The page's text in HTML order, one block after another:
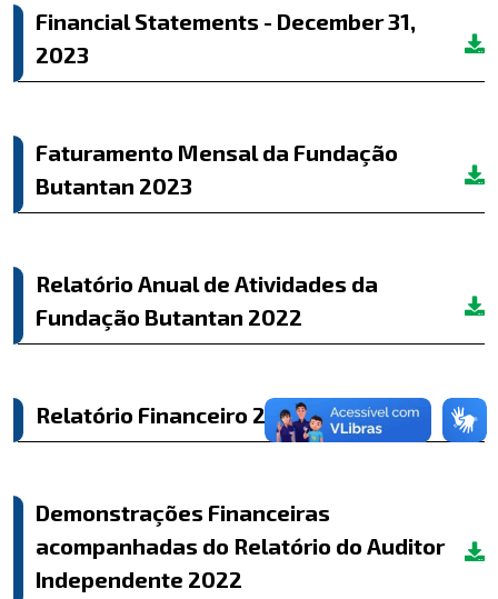
Financial Statements - December 31,
2023
Faturamento Mensal da Fundação
Butantan 2023
Relatório Anual de Atividades da
Fundação Butantan 2022
Relatório Financeiro 2022
Demonstrações Financeiras
acompanhadas do Relatório do Auditor
Independente 2022